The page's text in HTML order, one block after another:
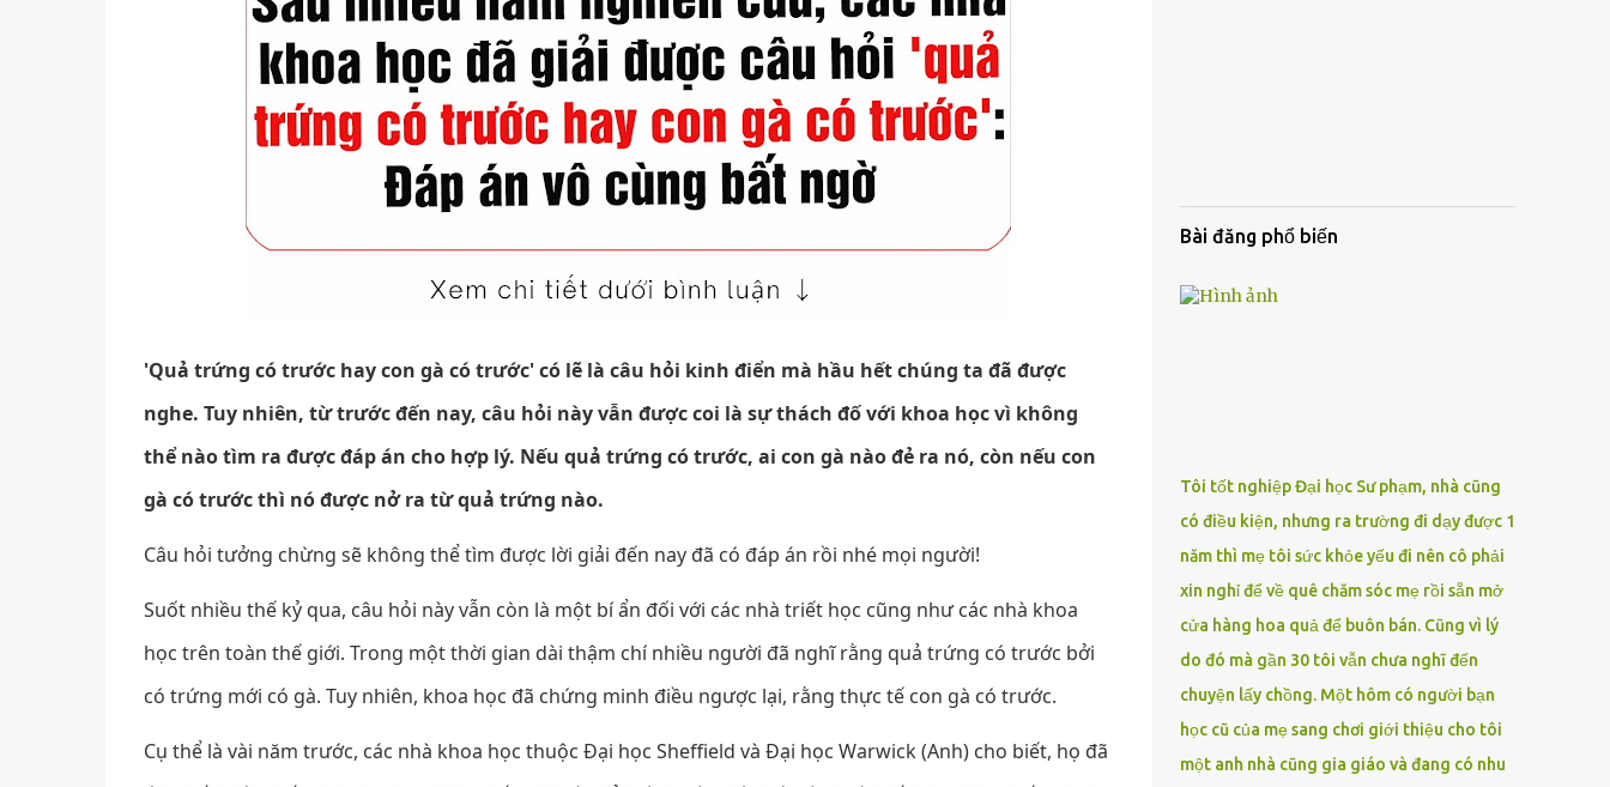
'Quả trứng có trước hay con gà có trước' có lẽ là câu hỏi kinh điển mà hầu hết chúng ta đã được
nghe. Tuy nhiên, từ trước đến nay, câu hỏi này vẫn được coi là sự thách đố với khoa học vì không
thể nào tìm ra được đáp án cho hợp lý. Nếu quả trứng có trước, ai con gà nào đẻ ra nó, còn nếu con
gà có trước thì nó được nở ra từ quả trứng nào.
Câu hỏi tưởng chừng sẽ không thể tìm được lời giải đến nay đã có đáp án rồi nhé mọi người!
Suốt nhiều thế kỷ qua, câu hỏi này vẫn còn là một bí ẩn đối với các nhà triết học cũng như các nhà khoa
học trên toàn thế giới. Trong một thời gian dài thậm chí nhiều người đã nghĩ rằng quả trứng có trước bởi
có trứng mới có gà. Tuy nhiên, khoa học đã chứng minh điều ngược lại, rằng thực tế con gà có trước.
Cụ thể là vài năm trước, các nhà khoa học thuộc Đại học Sheffield và Đại học Warwick (Anh) cho biết, họ đã
Bài đăng phổ biến
Tôi tốt nghiệp Đại học Sư phạm, nhà cũng
có điều kiện, nhưng ra trường đi dạy được 1
năm thì mẹ tôi sức khỏe yếu đi nên cô phải
xin nghỉ để về quê chăm sóc mẹ rồi sẵn mở
cửa hàng hoa quả để buôn bán. Cũng vì lý
do đó mà gần 30 tôi vẫn chưa nghĩ đến
chuyện lấy chồng. Một hôm có người bạn
học cũ của mẹ sang chơi giới thiệu cho tôi
một anh nhà cũng gia giáo và đang có nhu